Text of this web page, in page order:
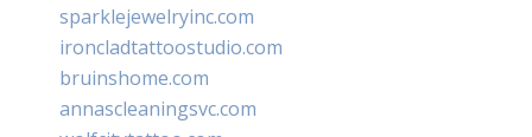
sparklejewelryinc.com
ironcladtattoostudio.com
bruinshome.com
annascleaningsvc.com